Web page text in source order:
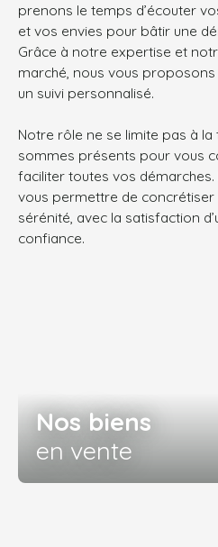
prenons le temps d’écouter
et vos envies pour bâtir une
Grâce à notre expertise et
marché, nous vous
un suivi personnalisé.
Notre rôle ne se limite pas à
sommes présents pour vous
faciliter toutes vos démarches.
vous permettre de
sérénité, avec la satisfaction
confiance.
Nos biens
en vente